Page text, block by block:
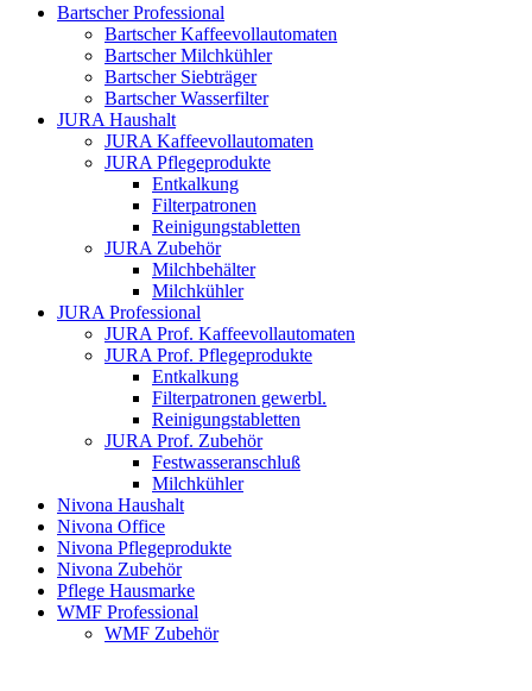
Bartscher Professional
Bartscher Kaffeevollautomaten
Bartscher Milchkühler
Bartscher Siebträger
Bartscher Wasserfilter
JURA Haushalt
JURA Kaffeevollautomaten
JURA Pflegeprodukte
Entkalkung
Filterpatronen
Reinigungstabletten
JURA Zubehör
Milchbehälter
Milchkühler
JURA Professional
JURA Prof. Kaffeevollautomaten
JURA Prof. Pflegeprodukte
Entkalkung
Filterpatronen gewerbl.
Reinigungstabletten
JURA Prof. Zubehör
Festwasseranschluß
Milchkühler
Nivona Haushalt
Nivona Office
Nivona Pflegeprodukte
Nivona Zubehör
Pflege Hausmarke
WMF Professional
WMF Zubehör